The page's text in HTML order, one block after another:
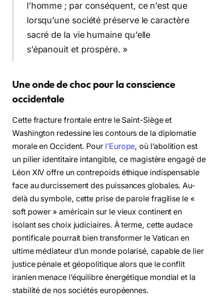
l’homme ; par conséquent, ce n’est que
lorsqu’une société préserve le caractère
sacré de la vie humaine qu’elle
s’épanouit et prospère. »
Une onde de choc pour la conscience
occidentale
Cette fracture frontale entre le Saint-Siège et
Washington redessine les contours de la diplomatie
morale en Occident. Pour l’Europe, où l’abolition est
un pilier identitaire intangible, ce magistère engagé de
Léon XIV offre un contrepoids éthique indispensable
face au durcissement des puissances globales. Au-
delà du symbole, cette prise de parole fragilise le «
soft power » américain sur le vieux continent en
isolant ses choix judiciaires. À terme, cette audace
pontificale pourrait bien transformer le Vatican en
ultime médiateur d’un monde polarisé, capable de lier
justice pénale et géopolitique alors que le conflit
iranien menace l’équilibre énergétique mondial et la
stabilité de nos sociétés européennes.